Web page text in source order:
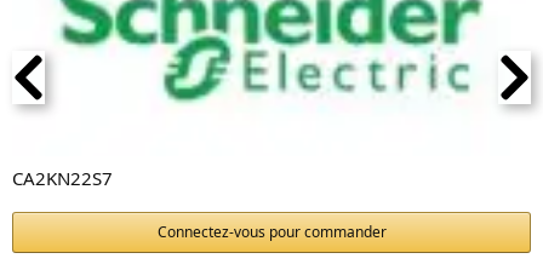
CA2KN22S7
Connectez-vous pour commander